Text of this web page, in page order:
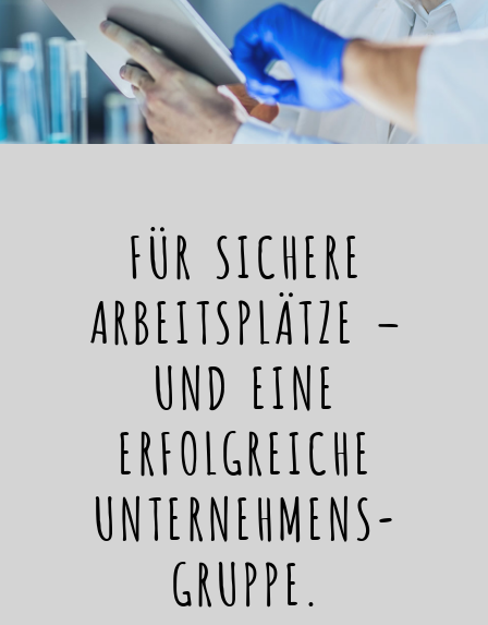
FÜR SICHERE
ARBEITSPLÄTZE –
UND EINE
ERFOLGREICHE
UNTERNEHMENS-
GRUPPE.